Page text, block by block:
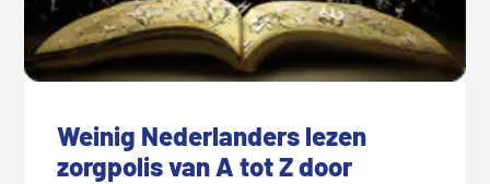
Weinig Nederlanders lezen
zorgpolis van A tot Z door